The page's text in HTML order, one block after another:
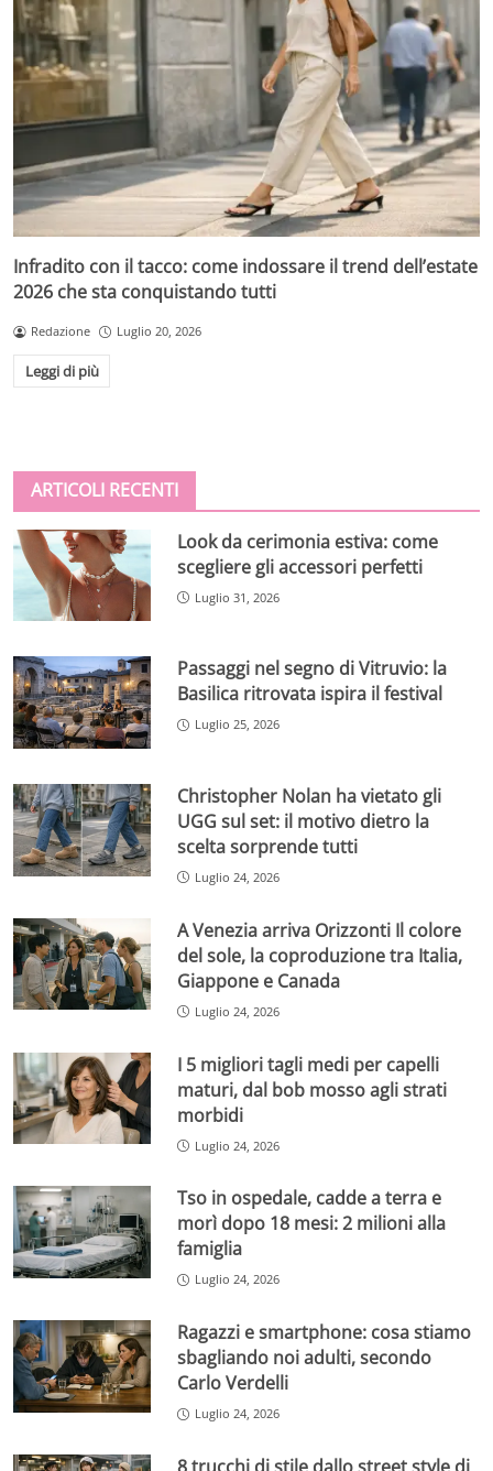
Infradito con il tacco: come indossare il trend dell’estate
2026 che sta conquistando tutti
Redazione Luglio 20, 2026
Leggi di più
ARTICOLI RECENTI
Look da cerimonia estiva: come
scegliere gli accessori perfetti
Luglio 31, 2026
Passaggi nel segno di Vitruvio: la
Basilica ritrovata ispira il festival
Luglio 25, 2026
Christopher Nolan ha vietato gli
UGG sul set: il motivo dietro la
scelta sorprende tutti
Luglio 24, 2026
A Venezia arriva Orizzonti Il colore
del sole, la coproduzione tra Italia,
Giappone e Canada
Luglio 24, 2026
I 5 migliori tagli medi per capelli
maturi, dal bob mosso agli strati
morbidi
Luglio 24, 2026
Tso in ospedale, cadde a terra e
morì dopo 18 mesi: 2 milioni alla
famiglia
Luglio 24, 2026
Ragazzi e smartphone: cosa stiamo
sbagliando noi adulti, secondo
Carlo Verdelli
Luglio 24, 2026